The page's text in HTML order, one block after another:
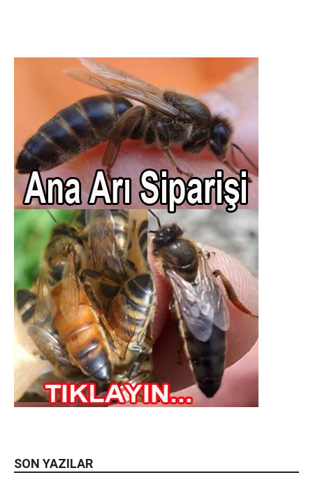
SON YAZILAR